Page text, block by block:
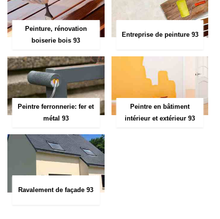
Peinture, rénovation
boiserie bois 93
Entreprise de peinture 93
Peintre ferronnerie: fer et
métal 93
Peintre en bâtiment
intérieur et extérieur 93
Ravalement de façade 93